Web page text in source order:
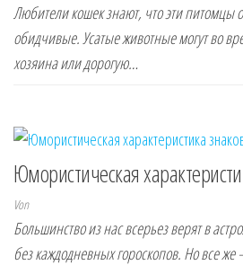
Любители кошек знают, что эти
обидчивые. Усатые животные могут во
хозяина или дорогую…
Юмористическая
Von
Большинство из нас всерьез верят в
без каждодневных гороскопов. Но все